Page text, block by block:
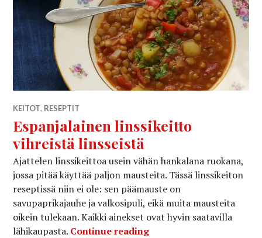
KEITOT, RESEPTIT
Espanjalainen linssikeitto
vihreistä linsseistä
Ajattelen linssikeittoa usein vähän hankalana ruokana,
jossa pitää käyttää paljon mausteita. Tässä linssikeiton
reseptissä niin ei ole: sen päämauste on
savupaprikajauhe ja valkosipuli, eikä muita mausteita
oikein tulekaan. Kaikki ainekset ovat hyvin saatavilla
lähikaupasta. Continue readingEspanjalainen